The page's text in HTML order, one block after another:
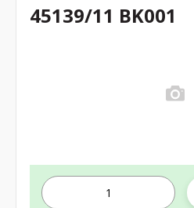
45139/11 BK001